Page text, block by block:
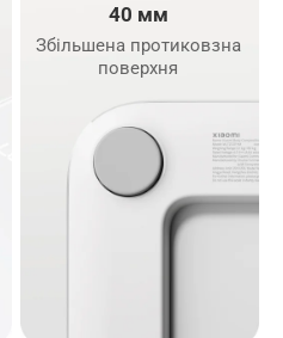
40 мм
Збільшена протиковзна
поверхня